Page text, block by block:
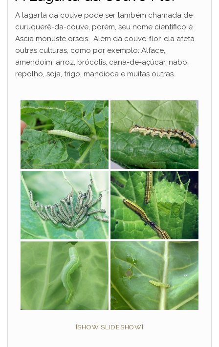
A lagarta da couve pode ser também chamada de
curuquerê-da-couve, porém, seu nome científico é
Ascia monuste orseis. Além da couve-flor, ela afeta
outras culturas, como por exemplo: Alface,
amendoim, arroz, brócolis, cana-de-açúcar, nabo,
repolho, soja, trigo, mandioca e muitas outras.
[SHOW SLIDESHOW]